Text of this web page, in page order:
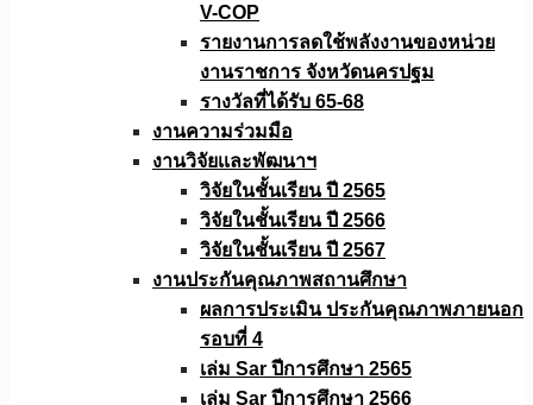
V-COP
รายงานการลดใช้พลังงานของหน่วย
งานราชการ จังหวัดนครปฐม
รางวัลที่ได้รับ 65-68
งานความร่วมมือ
งานวิจัยเเละพัฒนาฯ
วิจัยในชั้นเรียน ปี 2565
วิจัยในชั้นเรียน ปี 2566
วิจัยในชั้นเรียน ปี 2567
งานประกันคุณภาพสถานศึกษา
ผลการประเมิน ประกันคุณภาพภายนอก
รอบที่ 4
เล่ม Sar ปีการศึกษา 2565
เล่ม Sar ปีการศึกษา 2566